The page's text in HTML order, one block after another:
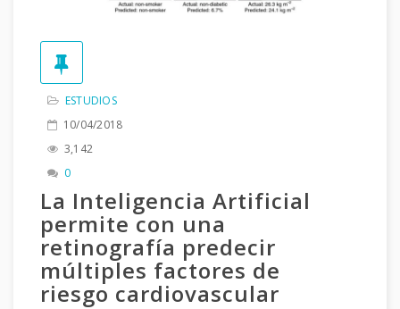
ESTUDIOS
10/04/2018
3,142
0
La Inteligencia Artificial
permite con una
retinografía predecir
múltiples factores de
riesgo cardiovascular